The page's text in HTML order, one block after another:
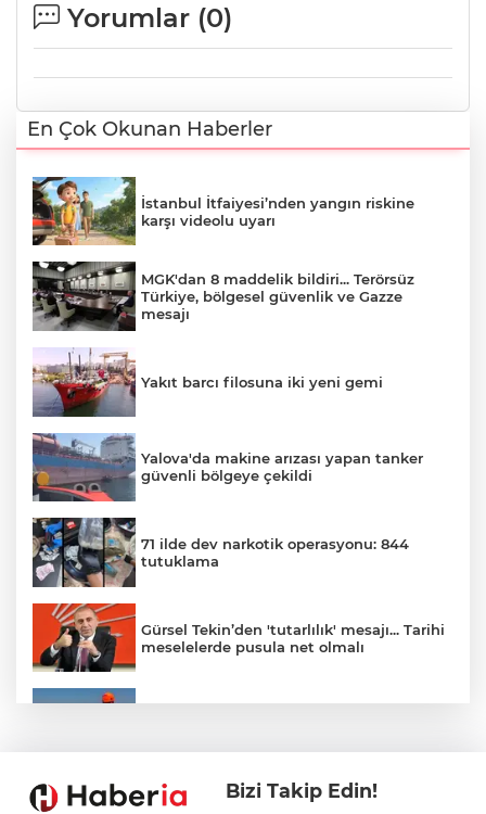
Yorumlar (0)
En Çok Okunan Haberler
İstanbul İtfaiyesi’nden yangın riskine
karşı videolu uyarı
MGK'dan 8 maddelik bildiri... Terörsüz
Türkiye, bölgesel güvenlik ve Gazze
mesajı
Yakıt barcı filosuna iki yeni gemi
Yalova'da makine arızası yapan tanker
güvenli bölgeye çekildi
71 ilde dev narkotik operasyonu: 844
tutuklama
Gürsel Tekin’den 'tutarlılık' mesajı... Tarihi
meselelerde pusula net olmalı
Samsun’da Alaçam'a yeni yaşam alanı
Bizi Takip Edin!